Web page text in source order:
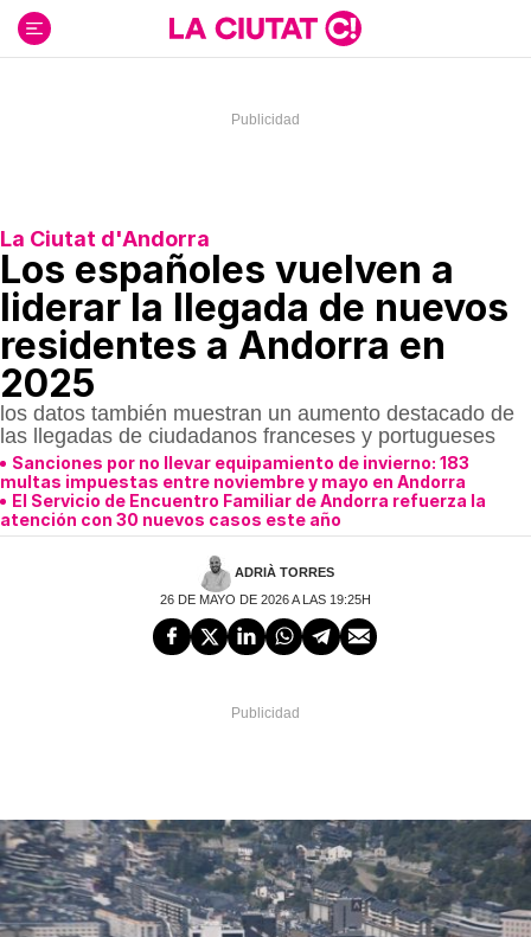
contenido
La Ciutat d'Andorra
Los españoles vuelven a
liderar la llegada de nuevos
residentes a Andorra en
2025
los datos también muestran un aumento destacado de
las llegadas de ciudadanos franceses y portugueses
Sanciones por no llevar equipamiento de invierno: 183
multas impuestas entre noviembre y mayo en Andorra
El Servicio de Encuentro Familiar de Andorra refuerza la
atención con 30 nuevos casos este año
ADRIÀ TORRES
26 DE MAYO DE 2026 A LAS 19:25H